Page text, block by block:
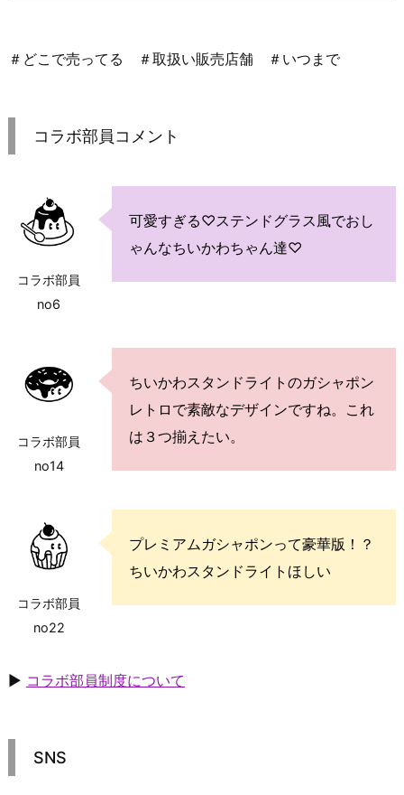
＃どこで売ってる ＃取扱い販売店舗 ＃いつまで
コラボ部員コメント
コラボ部員
no6
可愛すぎる♡ステンドグラス風でおし
ゃんなちいかわちゃん達♡
コラボ部員
no14
ちいかわスタンドライトのガシャポン
レトロで素敵なデザインですね。これ
は３つ揃えたい。
コラボ部員
no22
プレミアムガシャポンって豪華版！？
ちいかわスタンドライトほしい
▶ コラボ部員制度について
SNS